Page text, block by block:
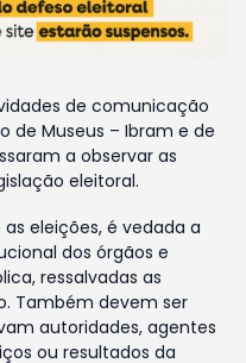
de comunicação
de Museus – Ibram e de
a observar as
eleitoral.
eleições, é vedada a
dos órgãos e
ressalvadas as
Também devem ser
autoridades, agentes
ou resultados da